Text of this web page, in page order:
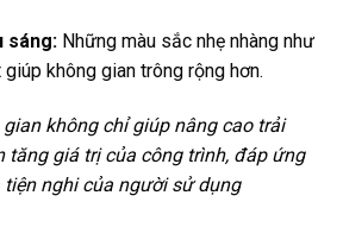
sáng: Những màu sắc nhẹ nhàng như
không gian trông rộng hơn.
không chỉ giúp nâng cao trải
tăng giá trị của công trình, đáp ứng
nghi của người sử dụng